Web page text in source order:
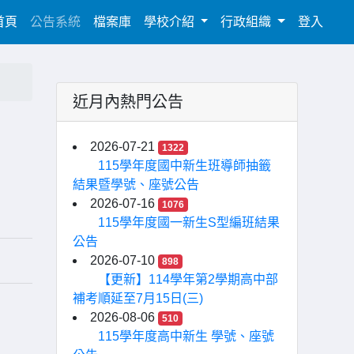
頁(current)
公告系統 檔案庫 學校介紹 行政組織 登入
近月內熱門公告
2026-07-21 1322
115學年度國中新生班導師抽籤
結果暨學號、座號公告
2026-07-16
1076
115學年度國一新生S型編班結果
公告
2026-07-10
898
【更新】114學年第2學期高中部
補考順延至7月15日(三)
2026-08-06
510
115學年度高中新生 學號、座號